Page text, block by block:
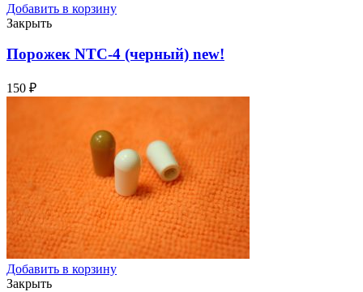
Добавить в корзину
Закрыть
Порожек NTC-4 (черный) new!
150 ₽
Добавить в корзину
Закрыть